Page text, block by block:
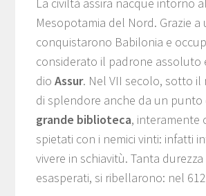
Mesopotamia del Nord. Grazie a
conquistarono Babilonia e
considerato il padrone assoluto
dio Assur. Nel VII secolo, sotto il
di splendore anche da un
grande biblioteca, interamente
spietati con i nemici vinti: infatti
vivere in schiavitù. Tanta
esasperati, si ribellarono: nel